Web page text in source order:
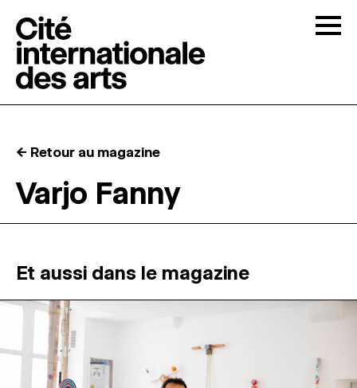
RÉSIDENCES ↓
ATELIERS OUVERTS
PROGRAMMATION
MAGAZINE
← Retour au magazine
Varjo Fanny
Et aussi dans le magazine